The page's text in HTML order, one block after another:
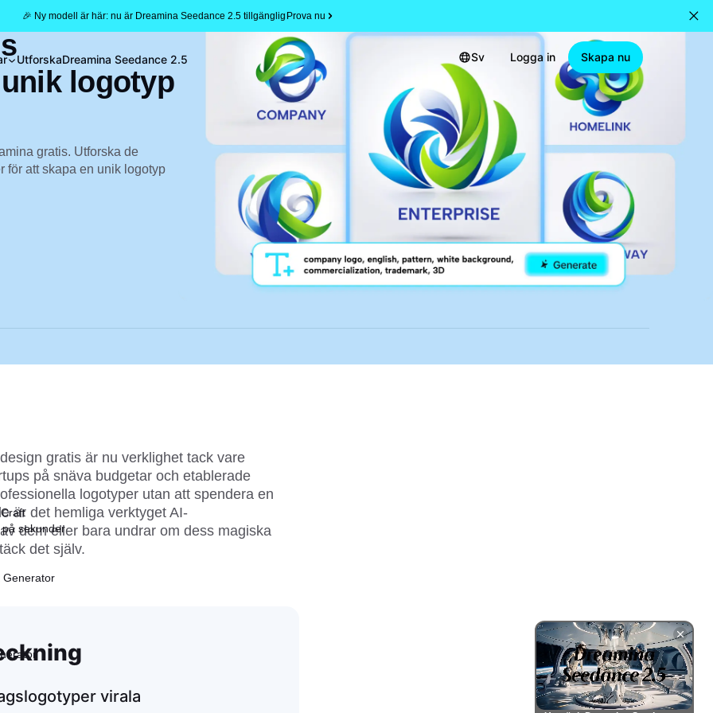
🎉 Ny modell är här: nu är Dreamina Seedance 2.5 tillgängligProva nu
UtforskaDreamina Seedance 2.5 Sv Logga in Skapa nu
logotyp
gratis. Utforska de
för att skapa en unik logotyp
gratis är nu verklighet tack vare
på snäva budgetar och etablerade
logotyper utan att spendera en
är det hemliga verktyget AI-
dem eller bara undrar om dess magiska
det själv.
virala
sekunder
Generator